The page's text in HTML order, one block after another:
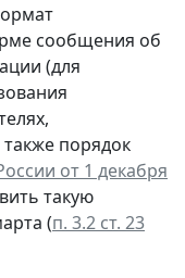
сообщения об
(для
порядок
от 1 декабря
такую
(п. 3.2 ст. 23